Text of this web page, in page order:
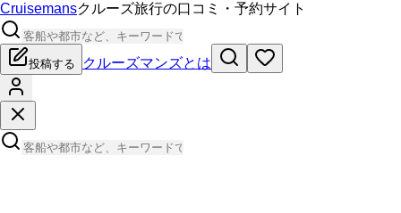
Cruisemansクルーズ旅行の口コミ・予約サイト
投稿する クルーズマンズとは